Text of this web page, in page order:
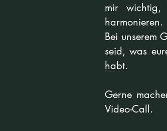
mir wichtig,
harmonieren.
Bei unserem
seid, was
habt.
Gerne
Video-Call.